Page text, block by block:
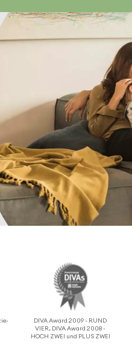
DIVA Award 2009 - RUND
VIER, DIVA Award 2008 -
HOCH ZWEI und PLUS ZWEI